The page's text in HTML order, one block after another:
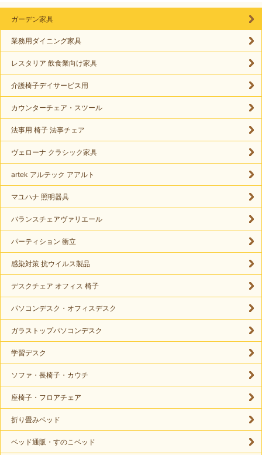
ガーデン家具
業務用ダイニング家具
レスタリア 飲食業向け家具
介護椅子デイサービス用
カウンターチェア・スツール
法事用 椅子 法事チェア
ヴェローナ クラシック家具
artek アルテック アアルト
マユハナ 照明器具
バランスチェアヴァリエール
パーティション 衝立
感染対策 抗ウイルス製品
デスクチェア オフィス 椅子
パソコンデスク・オフィスデスク
ガラストップパソコンデスク
学習デスク
ソファ・長椅子・カウチ
座椅子・フロアチェア
折り畳みベッド
ベッド通販・すのこベッド